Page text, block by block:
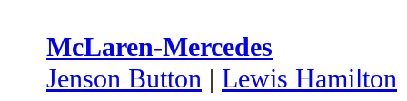
McLaren-Mercedes
Jenson Button | Lewis Hamilton